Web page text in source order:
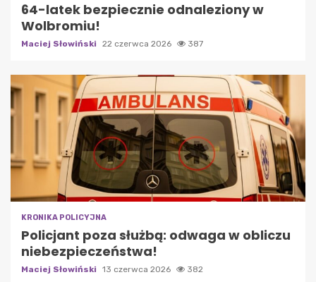
64-latek bezpiecznie odnaleziony w
Wolbromiu!
Maciej Słowiński 22 czerwca 2026 387
KRONIKA POLICYJNA
Policjant poza służbą: odwaga w obliczu
niebezpieczeństwa!
Maciej Słowiński 13 czerwca 2026 382